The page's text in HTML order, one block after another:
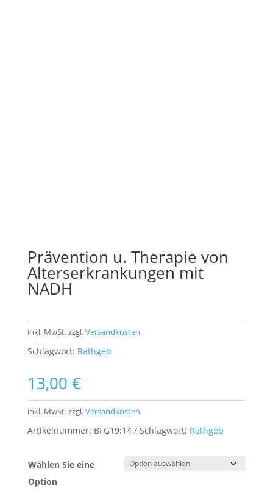
Prävention u. Therapie von
Alterserkrankungen mit
NADH
inkl. MwSt.zzgl.Versandkosten
Schlagwort: Rathgeb
13,00 €
inkl. MwSt.zzgl.Versandkosten
Artikelnummer: BFG19:14 Schlagwort: Rathgeb
Wählen Sie eine
Option